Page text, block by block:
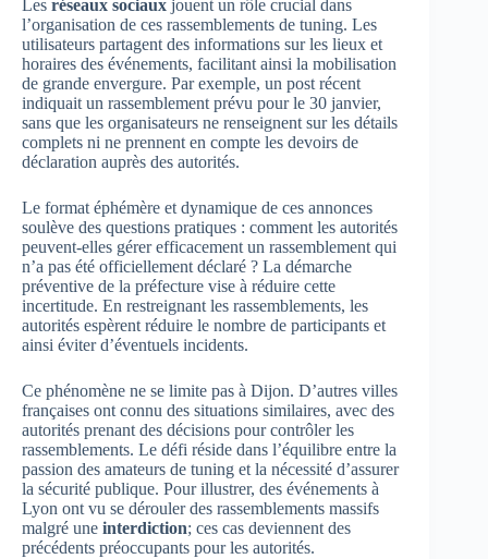
Les réseaux sociaux jouent un rôle crucial dans
l’organisation de ces rassemblements de tuning. Les
utilisateurs partagent des informations sur les lieux et
horaires des événements, facilitant ainsi la mobilisation
de grande envergure. Par exemple, un post récent
indiquait un rassemblement prévu pour le 30 janvier,
sans que les organisateurs ne renseignent sur les détails
complets ni ne prennent en compte les devoirs de
déclaration auprès des autorités.
Le format éphémère et dynamique de ces annonces
soulève des questions pratiques : comment les autorités
peuvent-elles gérer efficacement un rassemblement qui
n’a pas été officiellement déclaré ? La démarche
préventive de la préfecture vise à réduire cette
incertitude. En restreignant les rassemblements, les
autorités espèrent réduire le nombre de participants et
ainsi éviter d’éventuels incidents.
Ce phénomène ne se limite pas à Dijon. D’autres villes
françaises ont connu des situations similaires, avec des
autorités prenant des décisions pour contrôler les
rassemblements. Le défi réside dans l’équilibre entre la
passion des amateurs de tuning et la nécessité d’assurer
la sécurité publique. Pour illustrer, des événements à
Lyon ont vu se dérouler des rassemblements massifs
malgré une interdiction; ces cas deviennent des
précédents préoccupants pour les autorités.